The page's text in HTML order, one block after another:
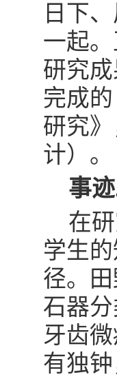
日下
一起
研究
完成
研究
计）。
事
在
学生
径。
石器
牙齿
有独